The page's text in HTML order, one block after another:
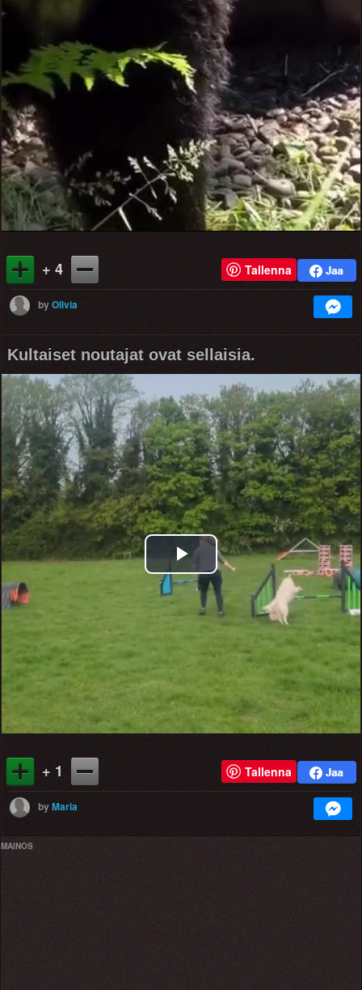
+ 4 Tallenna
byOlivia
Kultaiset noutajat ovat sellaisia.
Play
Video
+ 1 Tallenna
byMaria
MAINOS